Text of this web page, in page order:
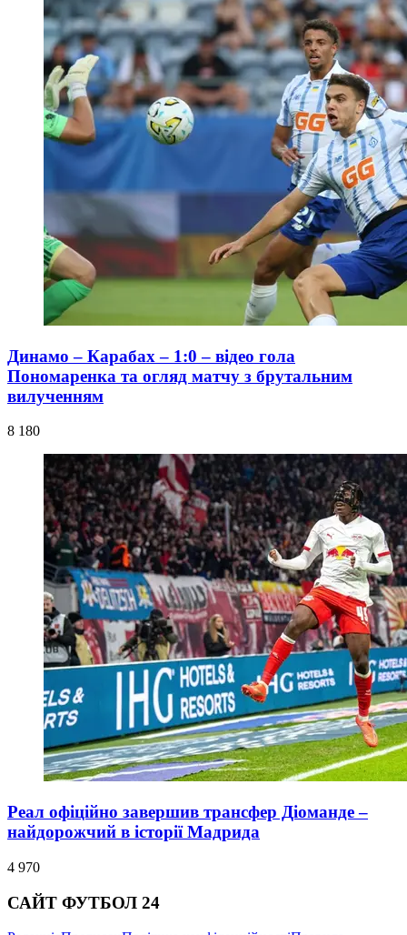
Динамо – Карабах – 1:0 – відео гола
Пономаренка та огляд матчу з брутальним
вилученням
8 180
Реал офіційно завершив трансфер Діоманде –
найдорожчий в історії Мадрида
4 970
САЙТ ФУТБОЛ 24